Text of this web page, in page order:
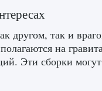
другом, так и
на
Эти сборки